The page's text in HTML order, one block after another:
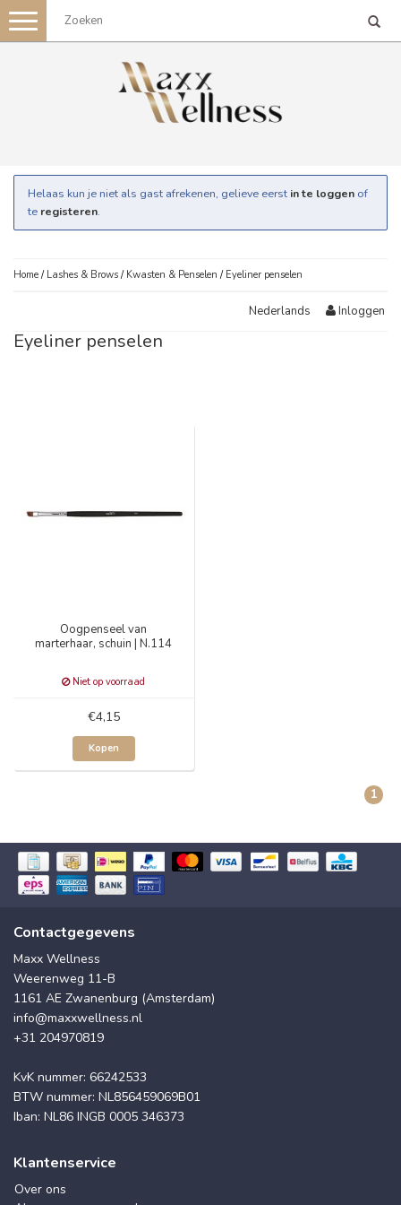
Toggle
navigation
Helaas kun je niet als gast afrekenen, gelieve eerst in te loggen of
te registeren.
Home / Lashes & Brows / Kwasten & Penselen / Eyeliner penselen
Nederlands Inloggen
Eyeliner penselen
Oogpenseel van
marterhaar, schuin | N.114
Niet op voorraad
€4,15
Kopen
1
Contactgegevens
Maxx Wellness
Weerenweg 11-B
1161 AE Zwanenburg (Amsterdam)
info@maxxwellness.nl
+31 204970819
KvK nummer: 66242533
BTW nummer: NL856459069B01
Iban: NL86 INGB 0005 346373
Klantenservice
Over ons